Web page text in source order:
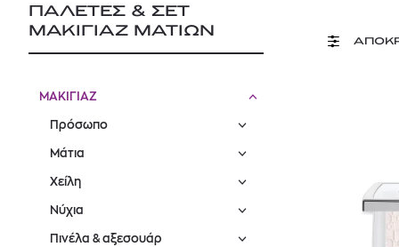
ΠΑΛΕΤΕΣ & ΣΕΤ
ΜΑΚΙΓΙΑΖ ΜΑΤΙΩΝ
ΜΑΚΙΓΙΑΖ
Πρόσωπο
Μάτια
Χείλη
Νύχια
Πινέλα & αξεσουάρ